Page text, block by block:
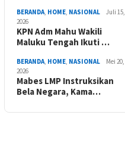
BERANDA, HOME, NASIONAL
Juli 15,
2026
KPN Adm Mahu Wakili
Maluku Tengah Ikuti …
BERANDA, HOME, NASIONAL
Mei 20,
2026
Mabes LMP Instruksikan
Bela Negara, Kama…